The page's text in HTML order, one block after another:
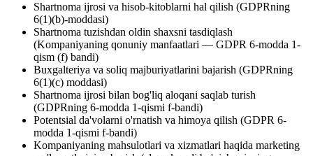
Shartnoma ijrosi va hisob-kitoblarni hal qilish (GDPRning
6(1)(b)-moddasi)
Shartnoma tuzishdan oldin shaxsni tasdiqlash
(Kompaniyaning qonuniy manfaatlari — GDPR 6-modda 1-
qism (f) bandi)
Buxgalteriya va soliq majburiyatlarini bajarish (GDPRning
6(1)(c) moddasi)
Shartnoma ijrosi bilan bog'liq aloqani saqlab turish
(GDPRning 6-modda 1-qismi f-bandi)
Potentsial da'volarni o'rnatish va himoya qilish (GDPR 6-
modda 1-qismi f-bandi)
Kompaniyaning mahsulotlari va xizmatlari haqida marketing